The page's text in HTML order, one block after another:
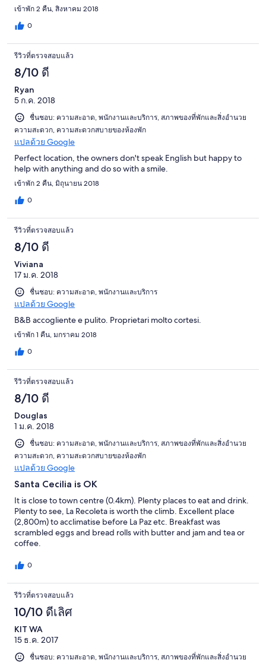
เข้าพัก 2 คืน, สิงหาคม 2018
0
รีวิวที่ตรวจสอบแล้ว
8/10 ดี
Ryan
5 ก.ค. 2018
ชื่นชอบ: ความสะอาด, พนักงานและบริการ, สภาพของที่พักและสิ่งอำนวย
ความสะดวก, ความสะดวกสบายของห้องพัก
แปลด้วย Google
Perfect location, the owners don't speak English but happy to
help with anything and do so with a smile.
เข้าพัก 2 คืน, มิถุนายน 2018
0
รีวิวที่ตรวจสอบแล้ว
8/10 ดี
Viviana
17 ม.ค. 2018
ชื่นชอบ: ความสะอาด, พนักงานและบริการ
แปลด้วย Google
B&B accogliente e pulito. Proprietari molto cortesi.
เข้าพัก 1 คืน, มกราคม 2018
0
รีวิวที่ตรวจสอบแล้ว
8/10 ดี
Douglas
1 ม.ค. 2018
ชื่นชอบ: ความสะอาด, พนักงานและบริการ, สภาพของที่พักและสิ่งอำนวย
ความสะดวก, ความสะดวกสบายของห้องพัก
แปลด้วย Google
Santa Cecilia is OK
It is close to town centre (0.4km). Plenty places to eat and drink.
Plenty to see, La Recoleta is worth the climb. Excellent place
(2,800m) to acclimatise before La Paz etc. Breakfast was
scrambled eggs and bread rolls with butter and jam and tea or
coffee.
0
รีวิวที่ตรวจสอบแล้ว
10/10 ดีเลิศ
KIT WA
15 ธ.ค. 2017
ชื่นชอบ: ความสะอาด, พนักงานและบริการ, สภาพของที่พักและสิ่งอำนวย